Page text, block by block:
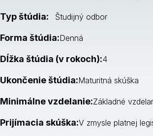
Typ štúdia: Študijný odbor
Forma štúdia:Denná
Dĺžka štúdia (v rokoch):4
Ukončenie štúdia:Maturitná skúška
Minimálne vzdelanie:Základné
Prijímacia skúška:V zmysle platnej